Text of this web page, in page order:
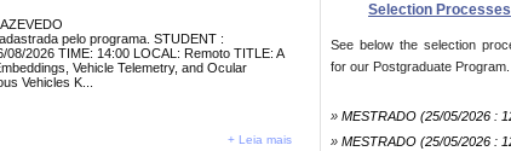
pelo programa. STUDENT :
2026 TIME: 14:00 LOCAL: Remoto TITLE: A
Vehicle Telemetry, and Ocular
Vehicles K...
+ Leia mais
Selection Processes
See below the selection
for our Postgraduate Program.
» MESTRADO (25/05/2026 :
» MESTRADO (25/05/2026 :